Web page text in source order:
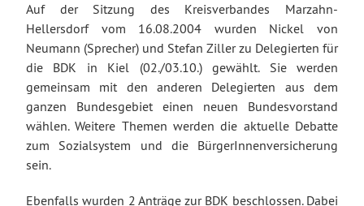
Auf der Sitzung des Kreisverbandes Marzahn-
Hellersdorf vom 16.08.2004 wurden Nickel von
Neumann (Sprecher) und Stefan Ziller zu Delegierten für
die BDK in Kiel (02./03.10.) gewählt. Sie werden
gemeinsam mit den anderen Delegierten aus dem
ganzen Bundesgebiet einen neuen Bundesvorstand
wählen. Weitere Themen werden die aktuelle Debatte
zum Sozialsystem und die BürgerInnenversicherung
sein.
Ebenfalls wurden 2 Anträge zur BDK beschlossen. Dabei